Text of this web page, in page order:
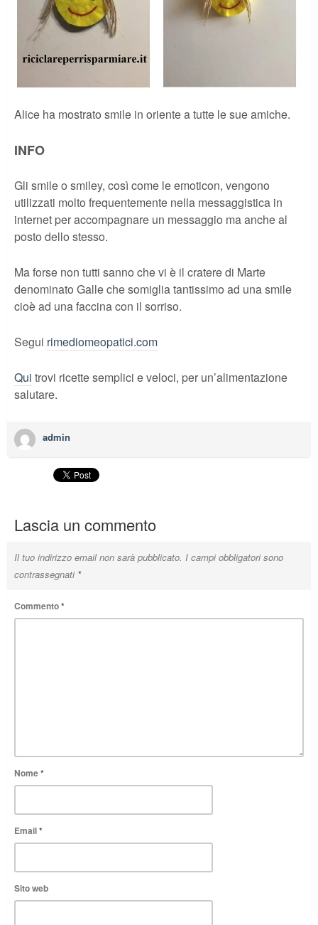
Alice ha mostrato smile in oriente a tutte le sue amiche.
INFO
Gli smile o smiley, così come le emoticon, vengono
utilizzati molto frequentemente nella messaggistica in
internet per accompagnare un messaggio ma anche al
posto dello stesso.
Ma forse non tutti sanno che vi è il cratere di Marte
denominato Galle che somiglia tantissimo ad una smile
cioè ad una faccina con il sorriso.
Segui rimediomeopatici.com
Qui trovi ricette semplici e veloci, per un’alimentazione
salutare.
admin
Lascia un commento
Il tuo indirizzo email non sarà pubblicato. I campi obbligatori sono
contrassegnati *
Commento*
Nome*
Email*
Sito web